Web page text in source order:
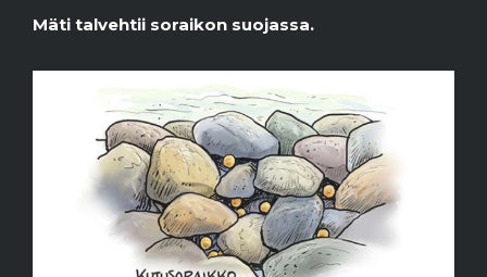
Mäti talvehtii soraikon suojassa.